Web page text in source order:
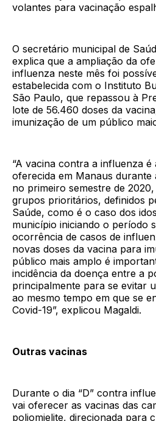
volantes para vacinação
O secretário municipal de
explica que a ampliação da
influenza neste mês foi
estabelecida com o Instituto
São Paulo, que repassou à
lote de 56.460 doses da
imunização de um público
“A vacina contra a influenza é
oferecida em Manaus durante
no primeiro semestre de
grupos prioritários, definidos
Saúde, como é o caso dos
município iniciando o período
ocorrência de casos de
novas doses da vacina para
público mais amplo é
incidência da doença entre a
principalmente para se evitar
ao mesmo tempo em que se
Covid-19”, explicou Magaldi.
Outras vacinas
Durante o dia “D” contra
vai oferecer as vacinas das
poliomielite, direcionada para